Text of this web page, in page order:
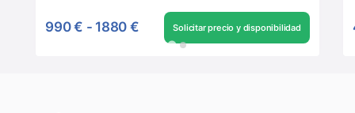
990 € - 1880 € Solicitar precio y disponibilidad